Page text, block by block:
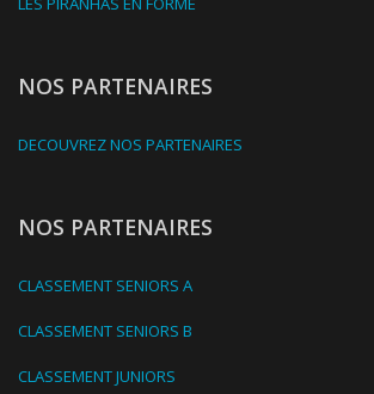
NOS PARTENAIRES
DECOUVREZ NOS PARTENAIRES
NOS PARTENAIRES
CLASSEMENT SENIORS A
CLASSEMENT SENIORS B
CLASSEMENT JUNIORS